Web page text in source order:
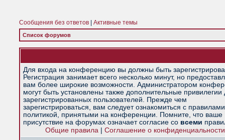
Сообщения без ответов Активные темы
Список форумов
Для входа на конференцию вы должны быть
Регистрация занимает всего несколько минут, но
вам более широкие возможности. Администратором
могут быть установлены также дополнительные привилегии
зарегистрированных пользователей. Прежде чем
зарегистрироваться, вам следует ознакомиться с
политикой, принятыми на конференции. Помните, что ваше
присутствие на форумах означает согласие со всеми
Общие правила| Соглашение о конфиденциальности